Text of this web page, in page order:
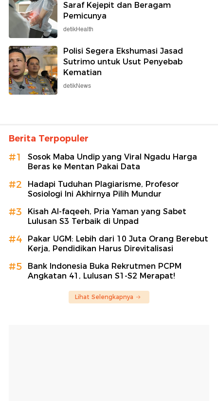
Saraf Kejepit dan Beragam
Pemicunya
detikHealth
Polisi Segera Ekshumasi Jasad
Sutrimo untuk Usut Penyebab
Kematian
detikNews
Berita Terpopuler
#1
Sosok Maba Undip yang Viral Ngadu Harga
Beras ke Mentan Pakai Data
#2
Hadapi Tuduhan Plagiarisme, Profesor
Sosiologi Ini Akhirnya Pilih Mundur
#3
Kisah Al-faqeeh, Pria Yaman yang Sabet
Lulusan S3 Terbaik di Unpad
#4
Pakar UGM: Lebih dari 10 Juta Orang Berebut
Kerja, Pendidikan Harus Direvitalisasi
#5
Bank Indonesia Buka Rekrutmen PCPM
Angkatan 41, Lulusan S1-S2 Merapat!
Lihat Selengkapnya